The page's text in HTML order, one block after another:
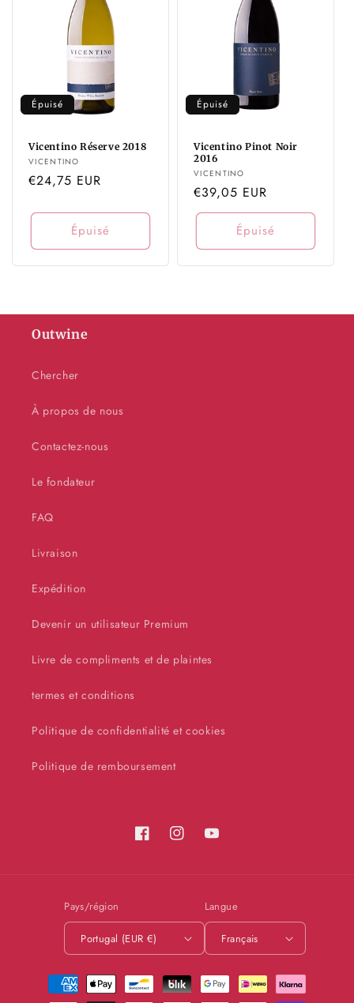
Épuisé
Vicentino Réserve 2018
Distributeur :
VICENTINO
Prix
€24,75 EUR
Épuisé
Épuisé
Vicentino Pinot Noir
2016
Distributeur :
VICENTINO
Prix
habituel
€39,05 EUR
Épuisé
Outwine
Chercher
À propos de nous
Contactez-nous
Le fondateur
FAQ
Livraison
Expédition
Devenir un utilisateur Premium
Livre de compliments et de plaintes
termes et conditions
Politique de confidentialité et cookies
Politique de remboursement
FacebookInstagramYouTube
Pays/région
Portugal (EUR €)
Langue
Français
Moyens